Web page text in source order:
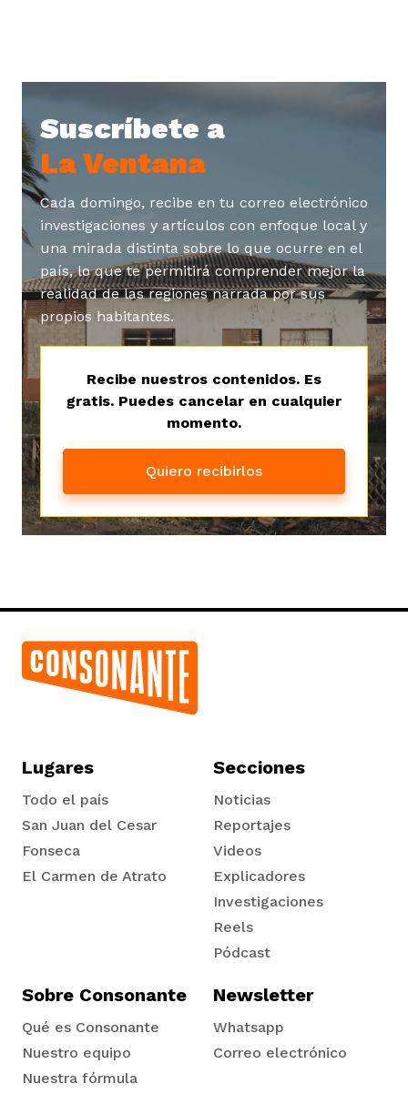
Suscríbete a
La Ventana
Cada domingo, recibe en tu correo electrónico
investigaciones y artículos con enfoque local y
una mirada distinta sobre lo que ocurre en el
país, lo que te permitirá comprender mejor la
realidad de las regiones narrada por sus
propios habitantes.
Recibe nuestros contenidos. Es
gratis. Puedes cancelar en cualquier
momento.
Quiero recibirlos
Lugares
Todo el país
San Juan del Cesar
Fonseca
El Carmen de Atrato
Secciones
Noticias
Reportajes
Videos
Explicadores
Investigaciones
Reels
Pódcast
Sobre Consonante
Qué es Consonante
Nuestro equipo
Nuestra fórmula
Newsletter
Whatsapp
Correo electrónico